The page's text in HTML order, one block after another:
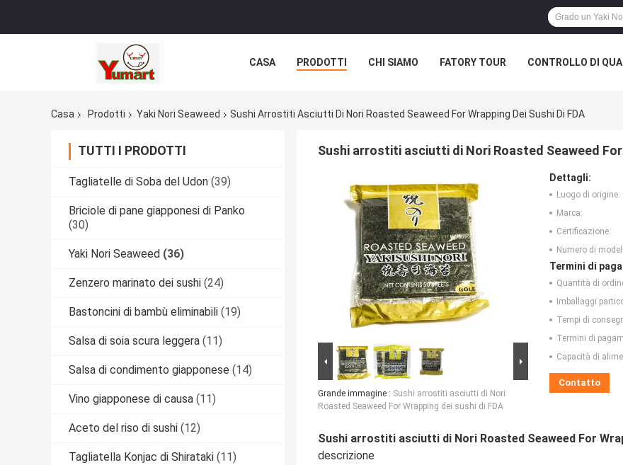
CASA PRODOTTI CHI SIAMO FATORY TOUR CONTROLLO DI
Casa Prodotti Yaki Nori Seaweed Sushi Arrostiti Asciutti Di Nori Roasted Seaweed For Wrapping Dei Sushi Di FDA
TUTTI I PRODOTTI
Tagliatelle di Soba del Udon (39)
Briciole di pane giapponesi di Panko
(30)
Yaki Nori Seaweed (36)
Zenzero marinato dei sushi (24)
Bastoncini di bambù eliminabili (19)
Salsa di soia scura leggera (11)
Salsa di condimento giapponese (14)
Vino giapponese di causa (11)
Aceto del riso di sushi (12)
Tagliatella Konjac di Shirataki (11)
Sushi arrostiti asciutti di Nori Roasted Seaweed For
Grande immagine : Sushi arrostiti asciutti di Nori
Roasted Seaweed For Wrapping dei sushi di FDA
Dettagli:
Luogo di origine:
Marca:
Certificazione:
Numero di
Termini di
Quantità di
Imballaggi
Tempi di
Termini di
Capacità di
Contatto
Sushi arrostiti asciutti di Nori Roasted Seaweed For
descrizione